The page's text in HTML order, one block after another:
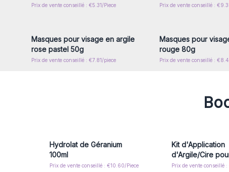
Prix de vente conseillé : €5.31/Piece Prix de vente conseillé :
Connectez-vous ou inscrivez-
Masques pour visage en argile
rose pastel 50g
Prix de vente conseillé : €7.81/piece
Connectez-vous ou
Masques pour
rouge 80g
Prix de vente conseillé :
Hydrolat de Géranium
100ml
Prix de vente conseillé : €10.60/Piece
Kit d'Application
d'Argile/Cire
Prix de vente conseillé